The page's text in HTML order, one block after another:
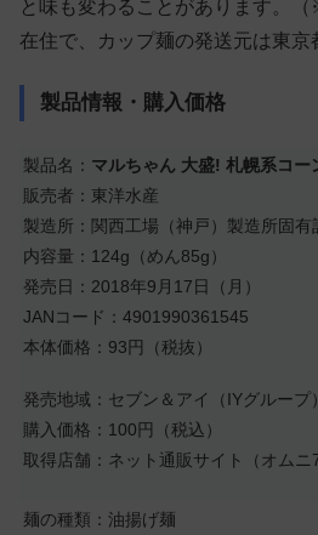
と味も変わることがあります。
在住で、カップ麺の発送元は東京
製品情報・購入価格
製品名： マルちゃん 大盛! 札幌系コー
販売者：東洋水産
製造所：関西工場（神戸）製造所固有
内容量：124g（めん85g）
発売日：2018年9月17日（月）
JANコード：4901990361545
本体価格：93円（税抜）
発売地域：セブン＆アイ（IYグループ
購入価格：100円（税込）
取得店舗：ネット通販サイト（オムニ7
麺の種類：油揚げ麺